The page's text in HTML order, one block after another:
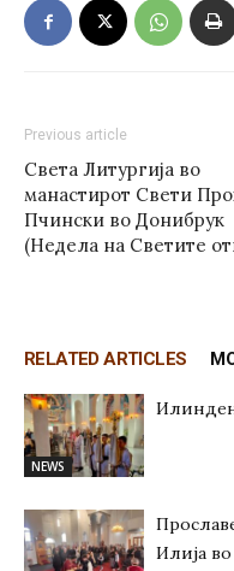
Previous article
Света Литургија во
манастирот Свети
Пчински во Донибрук
(Недела на Светите
RELATED ARTICLES
NEWS
Илија